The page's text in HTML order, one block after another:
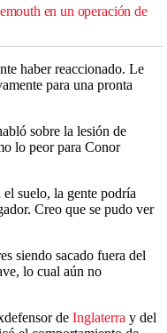
en un operación de
haber reaccionado. Le
para una pronta
sobre la lesión de
lo peor para Conor
suelo, la gente podría
Creo que se pudo ver
siendo sacado fuera del
lo cual aún no
de Inglaterra y del